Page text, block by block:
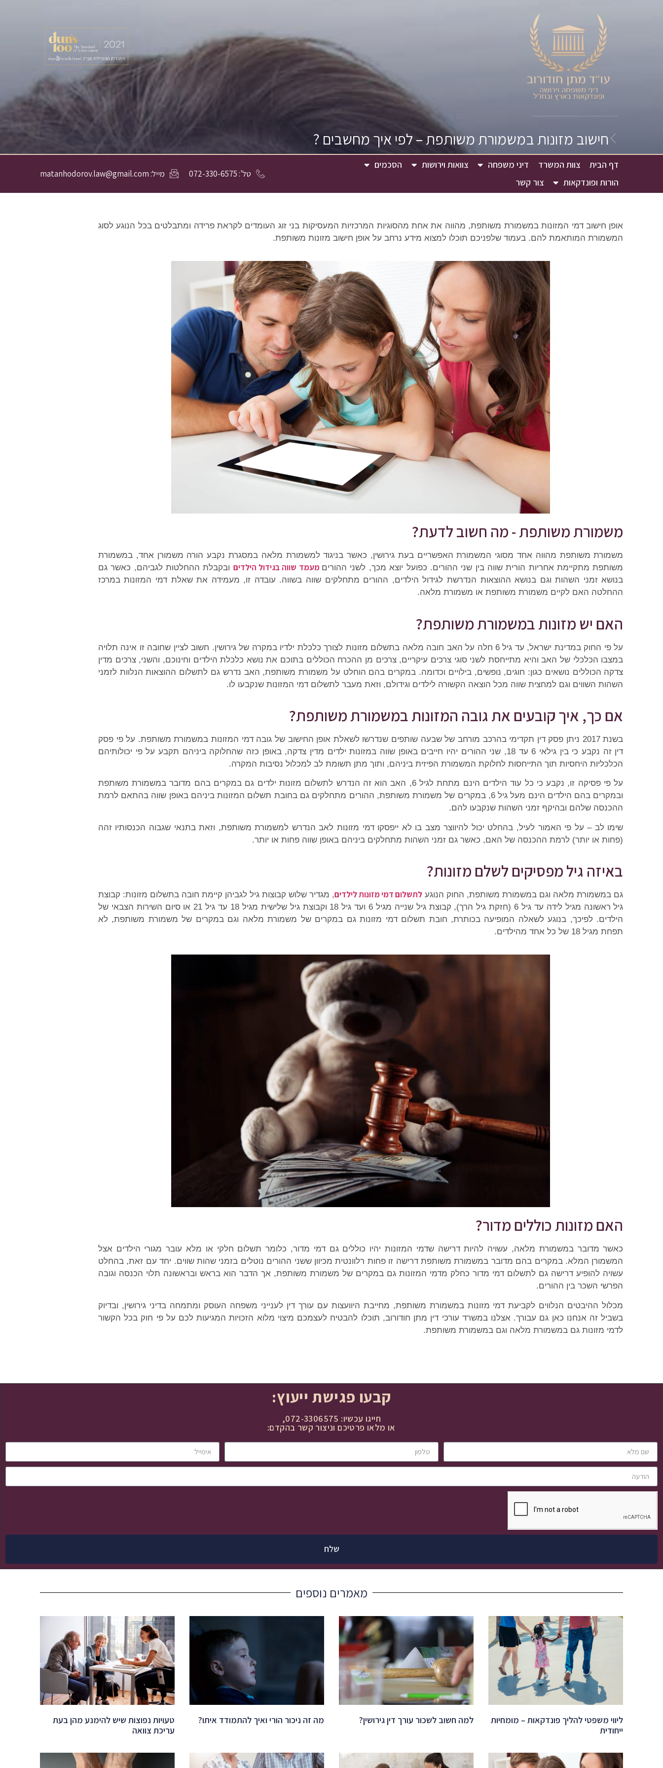
חישוב מזונות במשמורת משותפת – לפי איך מחשבים ?
דף הבית צוות המשרד דיני משפחה צוואות וירושות
הסכמים
הורות ופונדקאות
צור קשר
טל': 072-330-6575 מייל: matanhodorov.law@gmail.com
אופן חישוב דמי המזונות במשמורת משותפת, מהווה את אחת מהסוגיות המרכזיות המעסיקות בני זוג העומדים לקראת פרידה ומתבלטים בכל הנוגע לסוג
המשמורת המותאמת להם. בעמוד שלפניכם תוכלו למצוא מידע נרחב על אופן חישוב מזונות משותפת.
משמורת משותפת - מה חשוב לדעת?
משמורת משותפת מהווה אחד מסוגי המשמורת האפשריים בעת גירושין, כאשר בניגוד למשמורת מלאה במסגרת נקבע הורה משמורן אחד, במשמורת
משותפת מתקיימת אחריות הורית שווה בין שני ההורים. כפועל יוצא מכך, לשני ההורים מעמד שווה בגידול הילדים ובקבלת ההחלטות לגביהם, כאשר גם
בנושא זמני השהות וגם בנושא ההוצאות הנדרשת לגידול הילדים, ההורים מתחלקים שווה בשווה. עובדה זו, מעמידה את שאלת דמי המזונות במרכז
ההחלטה האם לקיים משמורת משותפת או משמורת מלאה.
האם יש מזונות במשמורת משותפת?
על פי החוק במדינת ישראל, עד גיל 6 חלה על האב חובה מלאה בתשלום מזונות לצורך כלכלת ילדיו במקרה של גירושין. חשוב לציין שחובה זו אינה תלויה
במצבו הכלכלי של האב והיא מתייחסת לשני סוגי צרכים עיקריים, צרכים מן ההכרח הכוללים בתוכם את נושא כלכלת הילדים וחינוכם, והשני, צרכים מדין
צדקה הכוללים נושאים כגון: חוגים, נופשים, בילויים וכדומה. במקרים בהם הוחלט על משמורת משותפת, האב נדרש גם לתשלום ההוצאות הנלוות לזמני
השהות השווים וגם למחצית שווה מכל הוצאה הקשורה לילדים וגידולם, וזאת מעבר לתשלום דמי המזונות שנקבעו לו.
אם כך, איך קובעים את גובה המזונות במשמורת משותפת?
בשנת 2017 ניתן פסק דין תקדימי בהרכב מורחב של שבעה שותפים שנדרשו לשאלת אופן החישוב של גובה דמי המזונות במשמורת משותפת. על פי פסק
דין זה נקבע כי בין גילאי 6 עד 18, שני ההורים יהיו חייבים באופן שווה במזונות ילדים מדין צדקה, באופן כזה שהחלוקה ביניהם תקבע על פי יכולותיהם
הכלכליות היחסיות תוך התייחסות לחלוקת המשמורת הפיזית ביניהם, ותוך מתן תשומת לב למכלול נסיבות המקרה.
על פי פסיקה זו, נקבע כי כל עוד הילדים הינם מתחת לגיל 6, האב הוא זה הנדרש לתשלום מזונות ילדים גם במקרים בהם מדובר במשמורת משותפת
ובמקרים בהם הילדים הינם מעל גיל 6, במקרים של משמורת משותפת, ההורים מתחלקים גם בחובת תשלום המזונות ביניהם באופן שווה בהתאם לרמת
ההכנסה שלהם ובהיקף זמני השהות שנקבעו להם.
שימו לב – על פי האמור לעיל, בהחלט יכול להיווצר מצב בו לא ייפסקו דמי מזונות לאב הנדרש למשמורת משותפת, וזאת בתנאי שגבוה הכנסותיו זהה
(פחות או יותר) לרמת ההכנסה של האם, כאשר גם זמני השהות מתחלקים ביניהם באופן שווה פחות או יותר.
באיזה גיל מפסיקים לשלם מזונות?
גם במשמורת מלאה וגם במשמורת משותפת, החוק הנוגע לתשלום דמי מזונות לילדים, מגדיר שלוש קבוצות גיל לגביהן קיימת חובה בתשלום מזונות: קבוצת
גיל ראשונה מגיל לידה עד גיל 6 (חזקת גיל הרך), קבוצת גיל שנייה מגיל 6 ועד גיל 18 וקבוצת גיל שלישית מגיל 18 עד גיל 21 או סיום השירות הצבאי של
הילדים. לפיכך, בנוגע לשאלה המופיעה בכותרת, חובת תשלום דמי מזונות גם במקרים של משמורת מלאה וגם במקרים של משמורת משותפת, לא
תפחת מגיל 18 של כל אחד מהילדים.
האם מזונות כוללים מדור?
כאשר מדובר במשמורת מלאה, עשויה להיות דרישה שדמי המזונות יהיו כוללים גם דמי מדור, כלומר תשלום חלקי או מלא עובר מגורי הילדים אצל
המשמורן המלא. במקרים בהם מדובר במשמורת משותפת דרישה זו פחות רלוונטית מכיוון ששני ההורים נוטלים בזמני שהות שווים. יחד עם זאת, בהחלט
עשויה להופיע דרישה גם לתשלום דמי מדור כחלק מדמי המזונות גם במקרים של משמורת משותפת, אך הדבר הוא בראש ובראשונה תלוי הכנסה וגובה
הפרשי השכר בין ההורים.
מכלול ההיבטים הנלווים לקביעת דמי מזונות במשמורת משותפת, מחייבת היוועצות עם עורך דין לענייני משפחה העוסק ומתמחה בדיני גירושין, ובדיוק
בשביל זה אנחנו כאן גם עבורך. אצלנו במשרד עורכי דין מתן חודורוב, תוכלו להבטיח לעצמכם מיצוי מלוא הזכויות המגיעות לכם על פי חוק בכל הקשור
לדמי מזונות גם במשמורת מלאה וגם במשמורת משותפת.
קבעו פגישת ייעוץ:​
חייגו עכשיו: 072-3306575,
או מלאו פרטיכם וניצור קשר בהקדם:​
שלח
מאמרים נוספים
ליווי משפטי להליך פונדקאות – מומחיות
ייחודית
למה חשוב לשכור עורך דין גירושין? מה זה ניכור הורי ואיך להתמודד איתו?
טעויות נפוצות שיש להימנע מהן בעת
עריכת צוואה